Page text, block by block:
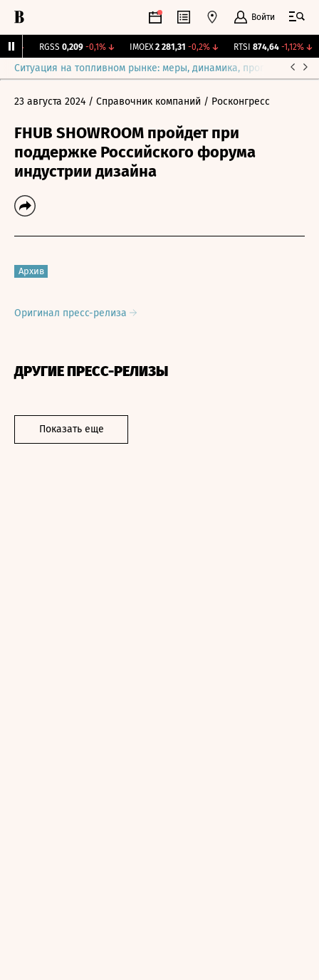
Войти
RGSS 0,209 -0,1% ↓ IMOEX 2 281,31 -0,2%↓ RTSI 874,64 -1,12%↓
Ситуация на топливном рынке: меры, динамика, прогнозы
23 августа 2024 / Справочник компаний / Росконгресс
FHUB SHOWROOM пройдет при
поддержке Российского форума
индустрии дизайна
Архив
Оригинал пресс-релиза
ДРУГИЕ ПРЕСС-РЕЛИЗЫ
Показать еще